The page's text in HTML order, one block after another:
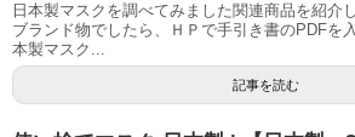
日本製マスクを調べてみました関連商品を紹介
ブランド物でしたら、ＨＰで手引き書のPDFを
本製マスク...
記事を読む